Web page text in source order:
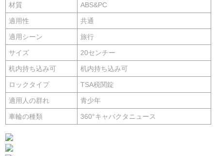
材質 ABS&PC
適用性 共通
適用シーン 旅行
サイズ 20センチー
机内持ち込み可 机内持ち込み可
ロックタイプ TSA税関錠
適用人の群れ 青少年
車輪の種類 360°キャバクタニュース